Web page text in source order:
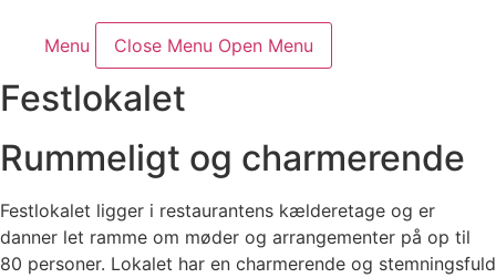
Menu Close Menu Open Menu
Festlokalet
Rummeligt og charmerende
Festlokalet ligger i restaurantens kælderetage og er
danner let ramme om møder og arrangementer på op til
80 personer. Lokalet har en charmerende og stemningsfuld